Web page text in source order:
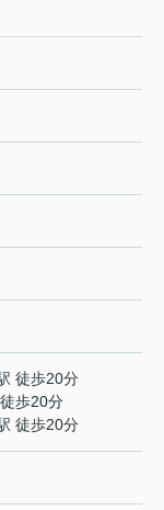
徒歩20分
徒歩20分
徒歩20分